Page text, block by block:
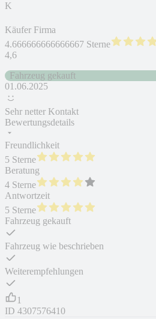
K
Käufer Firma
4.666666666666667 Sterne
4,6
Fahrzeug gekauft
01.06.2025
Sehr netter Kontakt
Bewertungsdetails
Freundlichkeit
5 Sterne
Beratung
4 Sterne
Antwortzeit
5 Sterne
Fahrzeug gekauft
Fahrzeug wie beschrieben
Weiterempfehlungen
1
ID 4307576410